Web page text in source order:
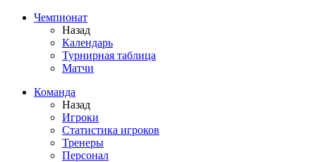
Чемпионат
Назад
Календарь
Турнирная таблица
Матчи
Команда
Назад
Игроки
Статистика игроков
Тренеры
Персонал